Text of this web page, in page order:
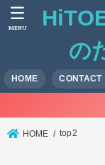
の
HOME CONTACT
MENU
HOME top2